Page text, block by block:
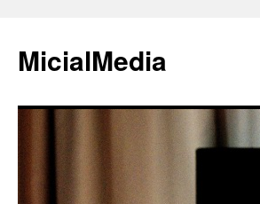
MicialMedia